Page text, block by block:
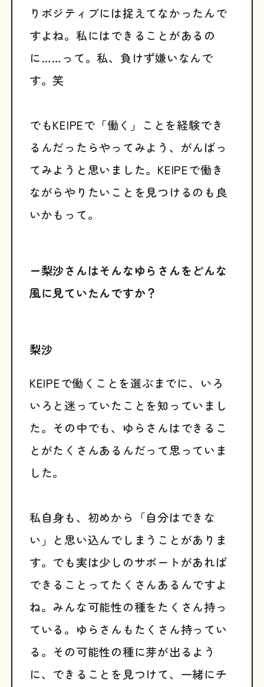
りポジティブには捉えてなかったんで
すよね。私にはできることがあるの
に……って。私、負けず嫌いなんで
す。笑
でもKEIPEで「働く」ことを経験でき
るんだったらやってみよう、がんばっ
てみようと思いました。KEIPEで働き
ながらやりたいことを見つけるのも良
いかもって。
ー梨沙さんはそんなゆらさんをどんな
風に見ていたんですか？
梨沙
KEIPEで働くことを選ぶまでに、いろ
いろと迷っていたことを知っていまし
た。その中でも、ゆらさんはできるこ
とがたくさんあるんだって思っていま
した。
私自身も、初めから「自分はできな
い」と思い込んでしまうことがありま
す。でも実は少しのサポートがあれば
できることってたくさんあるんですよ
ね。みんな可能性の種をたくさん持っ
ている。ゆらさんもたくさん持ってい
る。その可能性の種に芽が出るよう
に、できることを見つけて、一緒にチ